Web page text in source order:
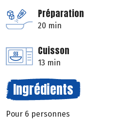
Préparation
20 min
Cuisson
13 min
Ingrédients
Pour 6 personnes